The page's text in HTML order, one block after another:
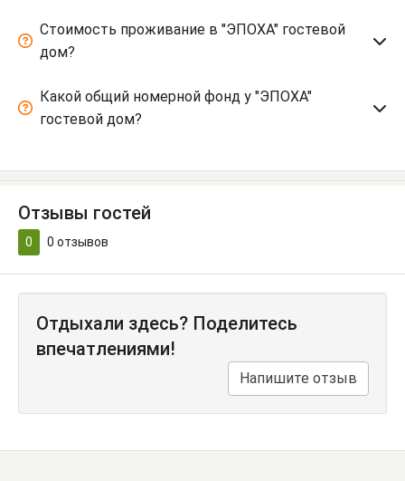
Стоимость проживание в "ЭПОХА" гостевой
дом?
Какой общий номерной фонд у "ЭПОХА"
гостевой дом?
Отзывы гостей
0 0 отзывов
Отдыхали здесь? Поделитесь
впечатлениями!
Напишите отзыв